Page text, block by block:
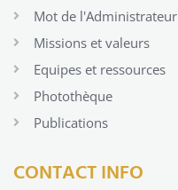
Mot de l'Administrateur
Missions et valeurs
Equipes et ressources
Photothèque
Publications
CONTACT INFO